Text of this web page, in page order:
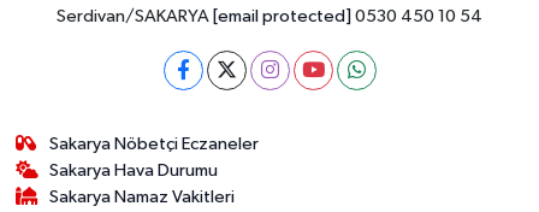
Serdivan/SAKARYA [email protected] 0530 450 10 54
Sakarya Nöbetçi Eczaneler
Sakarya Hava Durumu
Sakarya Namaz Vakitleri